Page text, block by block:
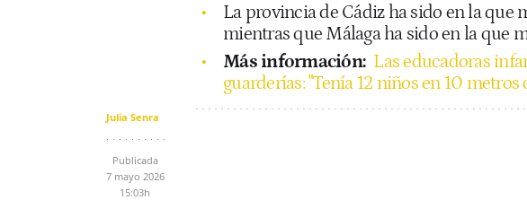
La provincia de Cádiz ha sido en la que
mientras que Málaga ha sido en la que
Más información: Las educadoras
guarderías: "Tenía 12 niños en 10
Julia Senra
Publicada
7 mayo 2026
15:03h